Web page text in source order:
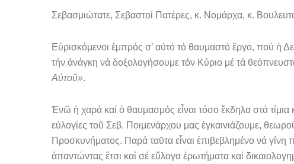
Σεβασμιώτατε, Σεβαστοί Πατέρες, κ. Νομάρχα, κ.
Εὑρισκόμενοι ἐμπρός σ’ αὐτό τό θαυμαστό ἔργο, πού ἡ
τήν ἀνάγκη νά δοξο­λογήσουμε τόν Κύριο μέ τά
Αὐτοῦ».
Ἐνῶ ἡ χαρά καί ὁ θαυμασμός εἶναι τόσο ἔκδηλα στά
εὐλογίες τοῦ Σεβ. Ποι­μενάρχου μας ἐγκαινιάζουμε,
Προσκυνήματος. Παρά ταῦτα εἶναι ἐπιβεβλημένο νά γίνη
ἀπαντώντας ἔτσι καί σέ εὔλογα ἐρωτήματα καί